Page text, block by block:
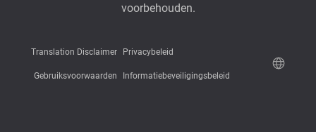
voorbehouden.
Translation Disclaimer Privacybeleid
Gebruiksvoorwaarden Informatiebeveiligingsbeleid